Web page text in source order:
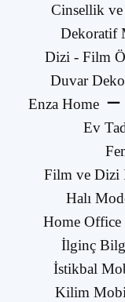
Cinsellik
Dekoratif
Dizi - Film
Duvar
Enza Home
Ev
Film ve Dizi
Halı
Home Office
İlginç
İstikbal
Kilim